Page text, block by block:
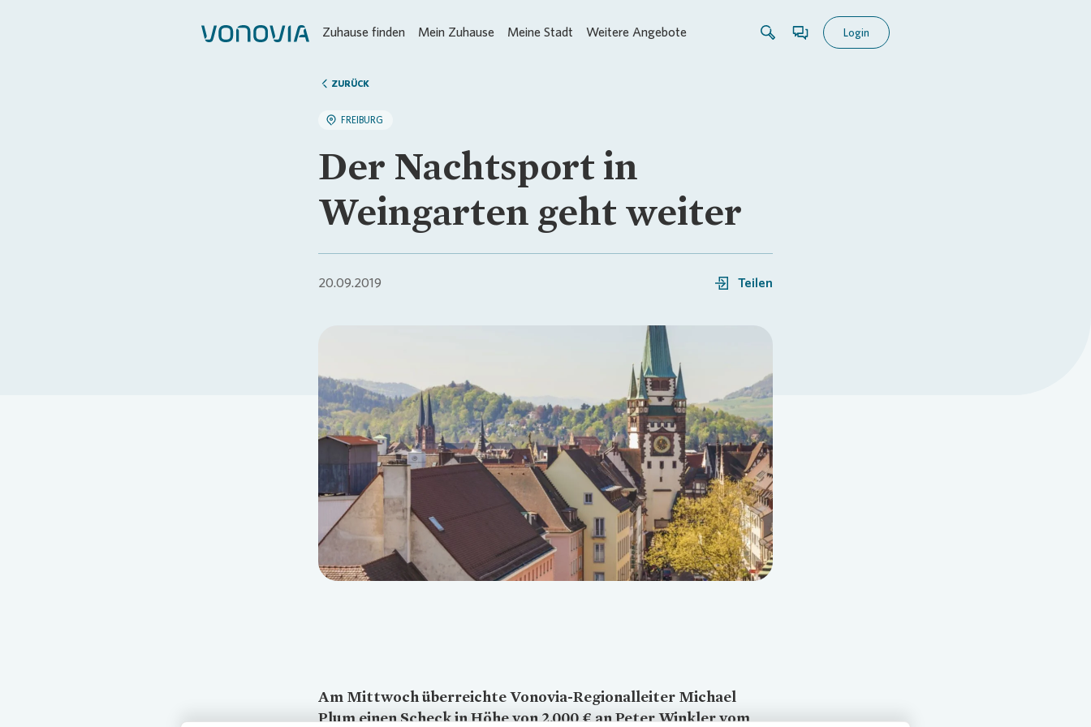
Zuhause finden Mein Zuhause Meine Stadt Weitere Angebote Login
ZURÜCK
FREIBURG
Der Nachtsport in
Weingarten geht weiter
20.09.2019 Teilen
Loading...
Am Mittwoch überreichteVonovia-Regionalleiter Michael
Plum einen Scheck in Höhe von 2.000 € an Peter Winkler vom